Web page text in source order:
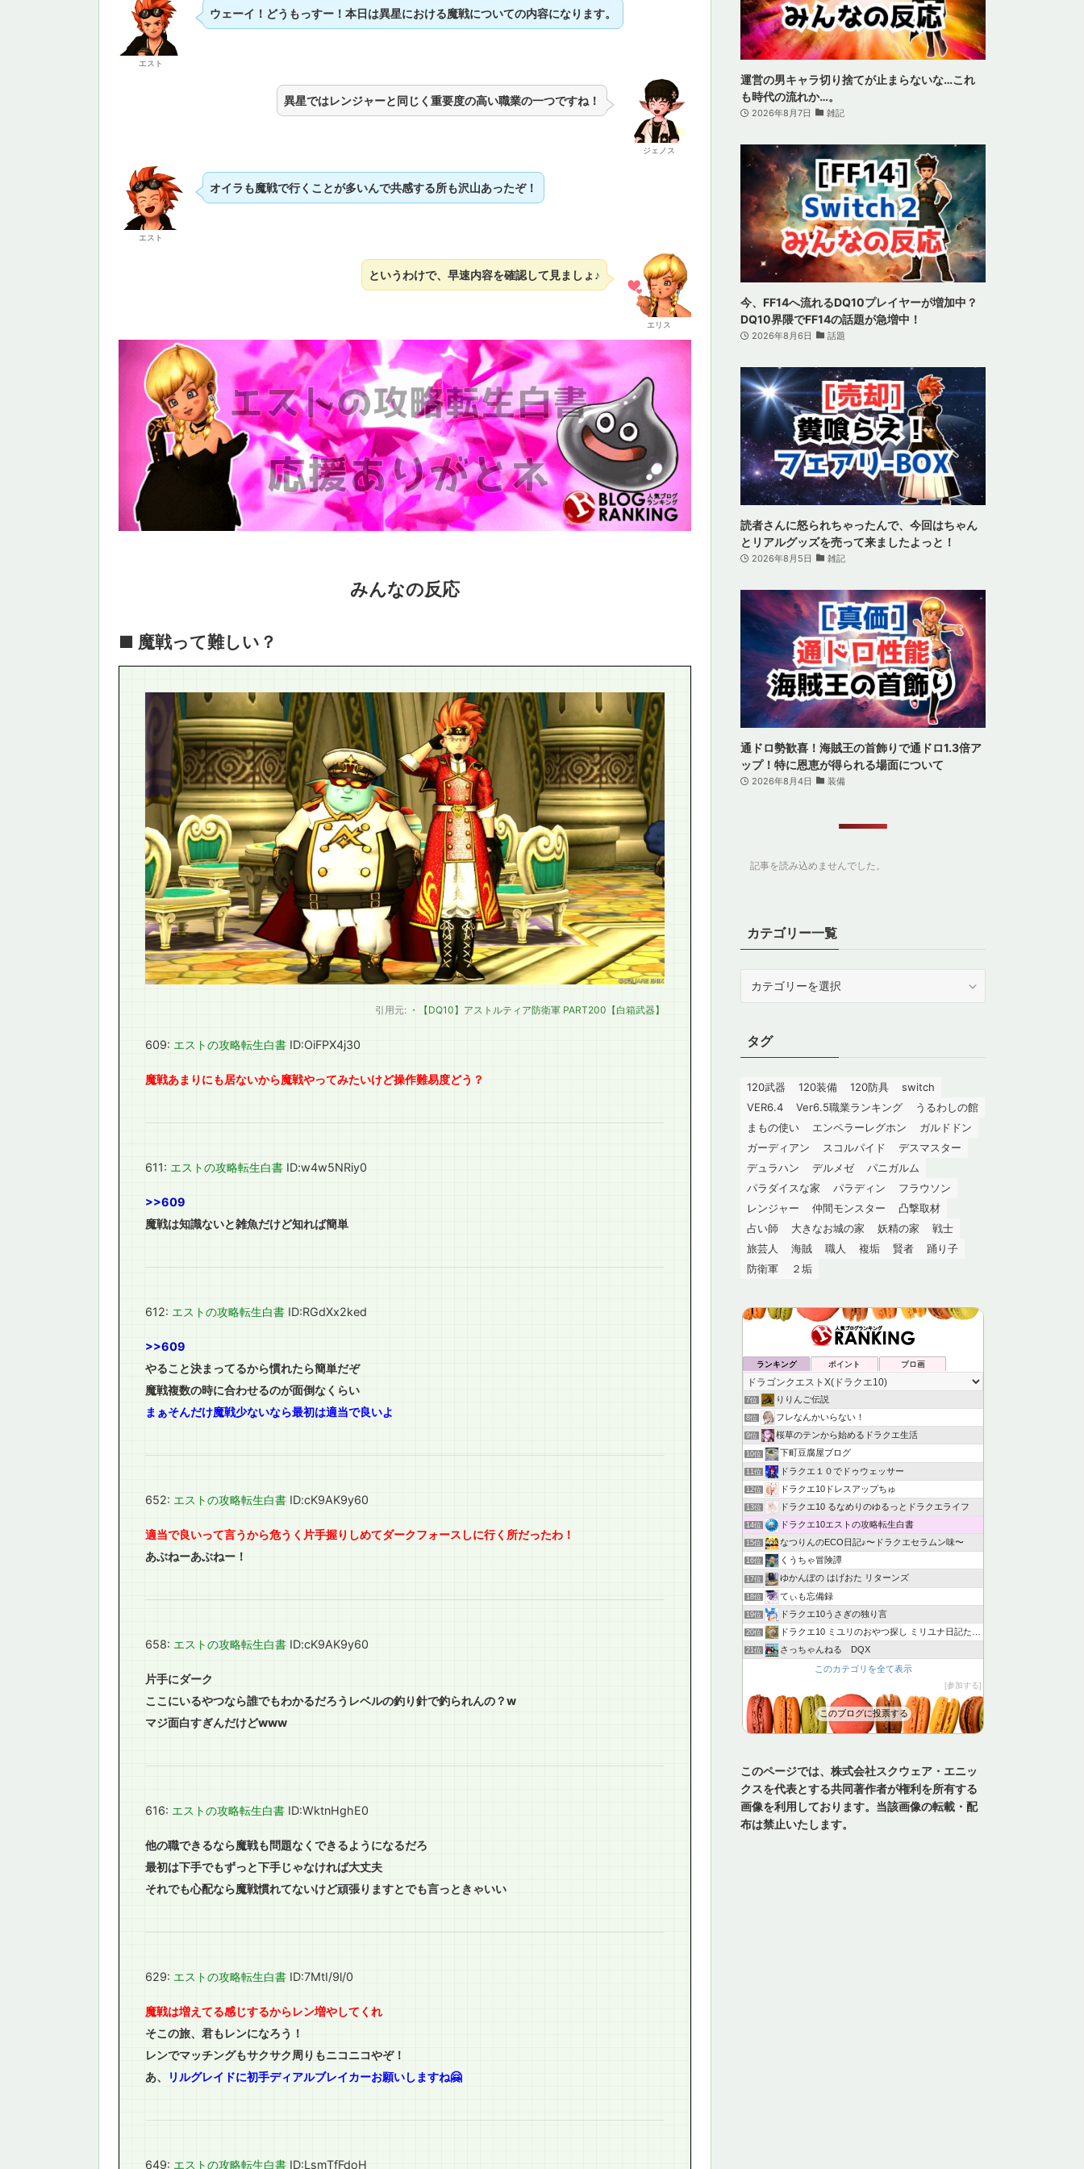
エスト
ウェーイ！どうもっすー！本日は異星における魔戦についての内容になります。
ジェノス
異星ではレンジャーと同じく重要度の高い職業の一つですね！
エスト
オイラも魔戦で行くことが多いんで共感する所も沢山あったぞ！
エリス
というわけで、早速内容を確認して見ましょ♪
みんなの反応
■ 魔戦って難しい？
引用元: ・【DQ10】アストルティア防衛軍 PART200【白箱武器】
609: エストの攻略転生白書 ID:OiFPX4j30
魔戦あまりにも居ないから魔戦やってみたいけど操作難易度どう？
611: エストの攻略転生白書 ID:w4w5NRiy0
>>609
魔戦は知識ないと雑魚だけど知れば簡単
612: エストの攻略転生白書 ID:RGdXx2ked
>>609
やること決まってるから慣れたら簡単だぞ
魔戦複数の時に合わせるのが面倒なくらい
まぁそんだけ魔戦少ないなら最初は適当で良いよ
652: エストの攻略転生白書 ID:cK9AK9y60
適当で良いって言うから危うく片手握りしめてダークフォースしに行く所だったわ！
あぶねーあぶねー！
658: エストの攻略転生白書 ID:cK9AK9y60
片手にダーク
ここにいるやつなら誰でもわかるだろうレベルの釣り針で釣られんの？w
マジ面白すぎんだけどwww
616: エストの攻略転生白書 ID:WktnHghE0
他の職できるなら魔戦も問題なくできるようになるだろ
最初は下手でもずっと下手じゃなければ大丈夫
それでも心配なら魔戦慣れてないけど頑張りますとでも言っときゃいい
629: エストの攻略転生白書 ID:7MtI/9l/0
魔戦は増えてる感じするからレン増やしてくれ
そこの旅、君もレンになろう！
レンでマッチングもサクサク周りもニコニコやぞ！
あ、
リルグレイドに初手ディアルブレイカーお願いしますね🤗
649: エストの攻略転生白書 ID:LsmTfFdoH
運営の男キャラ切り捨てが止まらないな…これ
も時代の流れか…。
2026年8月7日 雑記
今、FF14へ流れるDQ10プレイヤーが増加中？
DQ10界隈でFF14の話題が急増中！
2026年8月6日 話題
読者さんに怒られちゃったんで、今回はちゃん
とリアルグッズを売って来ましたよっと！
2026年8月5日 雑記
通ドロ勢歓喜！海賊王の首飾りで通ドロ1.3倍ア
ップ！特に恩恵が得られる場面について
2026年8月4日 装備
記事を読み込めませんでした。
カテゴリー一覧
ー
覧
タグ
120武器 120装備 120防具
switch
VER6.4
Ver6.5職業ランキング
うるわしの館
まもの使い
エンペラーレグホン
ガルドドン
ガーディアン
スコルパイド
デスマスター
デュラハン
デルメゼ
パニガルム
パラダイスな家
パラディン
フラウソン
レンジャー
仲間モンスター
凸撃取材
占い師
大きなお城の家 妖精の家
戦士
旅芸人
海賊 職人 複垢 賢者
踊り子
防衛軍
２垢
ランキング ポイント ブロ画
7位 りりんご伝説
8位 フレなんかいらない！
9位 桜草のテンから始めるドラクエ生活
10位 下町豆腐屋ブログ
11位 ドラクエ１０でドゥウェッサー
12位 ドラクエ10ドレスアップちゅ
13位 ドラクエ10 るなめりのゆるっとドラクエライフ
14位 ドラクエ10エストの攻略転生白書
15位 なつりんのECO日記♪〜ドラクエセラムン味〜
16位 くうちゃ冒険譚
17位 ゆかんぽの はげおた リターンズ
18位 てぃも忘備録
19位 ドラクエ10うさぎの独り言
20位 ドラクエ10 ミユリのおやつ探し ミリユナ日記たまにリオ
21位 さっちゃんねる DQX
このカテゴリを全て表示
参加する
このブログに投票する
このページでは、株式会社スクウェア・エニッ
クスを代表とする共同著作者が権利を所有する
画像を利用しております。当該画像の転載・配
布は禁止いたします。